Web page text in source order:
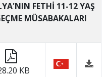
FETHİ 11-12 YAŞ
MÜSABAKALARI
KB